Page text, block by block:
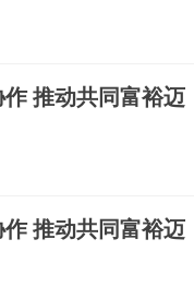
推动共同富裕迈
推动共同富裕迈